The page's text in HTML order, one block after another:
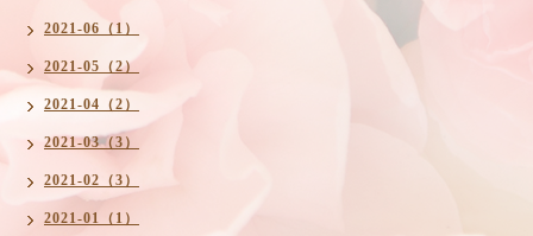
2021-06（1）
2021-05（2）
2021-04（2）
2021-03（3）
2021-02（3）
2021-01（1）